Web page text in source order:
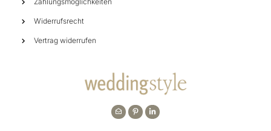
Widerrufsrecht
Vertrag widerrufen